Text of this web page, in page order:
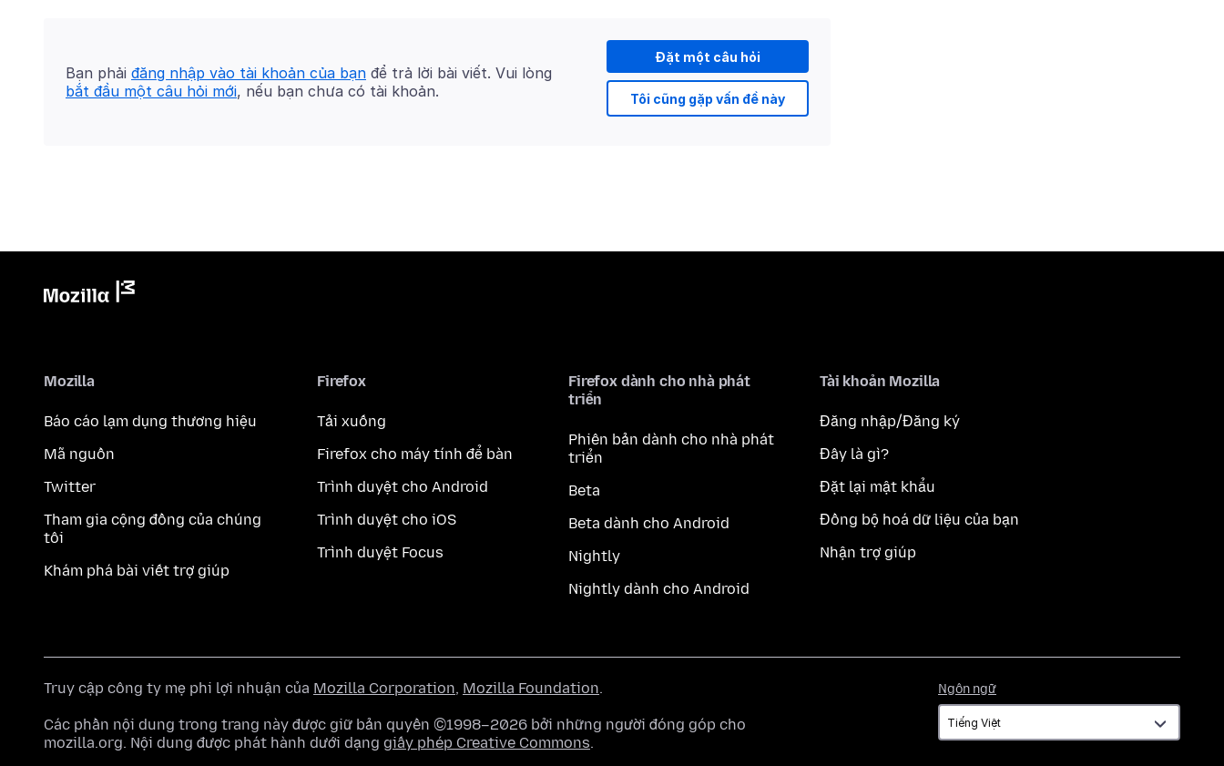
Đặt một câu hỏi
Tôi cũng gặp vấn đề này
Bạn phải đăng nhập vào tài khoản của bạn để trả lời bài viết. Vui lòng
bắt đầu một câu hỏi mới, nếu bạn chưa có tài khoản.
Mozilla
Báo cáo lạm dụng thương hiệu
Mã nguồn
Twitter
Tham gia cộng đồng của chúng
tôi
Khám phá bài viết trợ giúp
Firefox
Tải xuống
Firefox cho máy tính để bàn
Trình duyệt cho Android
Trình duyệt cho iOS
Trình duyệt Focus
Firefox dành cho nhà phát
triển
Phiên bản dành cho nhà phát
triển
Beta
Beta dành cho Android
Nightly
Nightly dành cho Android
Tài khoản Mozilla
Đăng nhập/Đăng ký
Đây là gì?
Đặt lại mật khẩu
Đồng bộ hoá dữ liệu của bạn
Nhận trợ giúp
Ngôn ngữ
ngữ
Truy cập công ty mẹ phi lợi nhuận của Mozilla Corporation, Mozilla Foundation.
Các phần nội dung trong trang này được giữ bản quyền ©1998–2026 bởi những người đóng góp cho
mozilla.org. Nội dung được phát hành dưới dạng giấy phép Creative Commons.